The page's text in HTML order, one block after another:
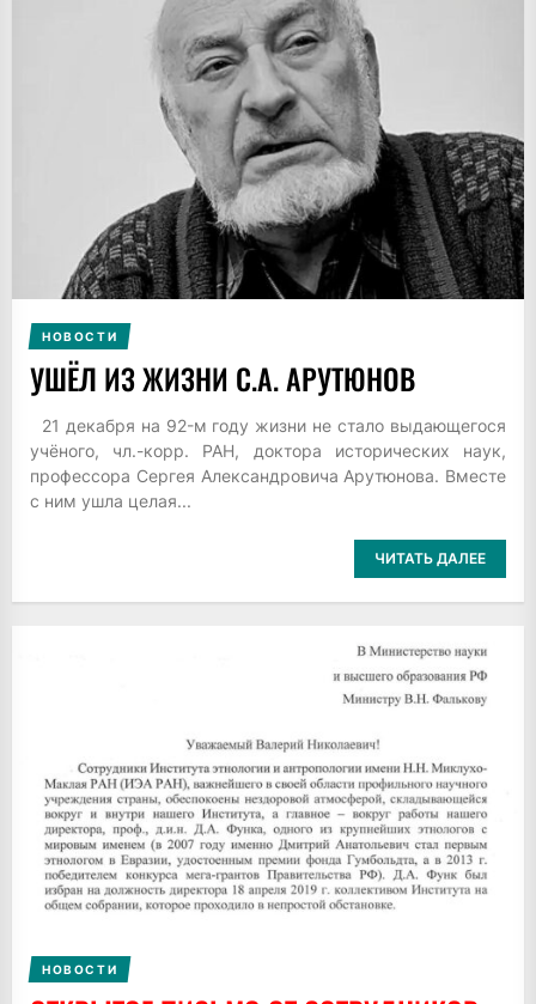
НОВОСТИ
УШЁЛ ИЗ ЖИЗНИ С.А. АРУТЮНОВ
21 декабря на 92-м году жизни не стало выдающегося
учёного, чл.-корр. РАН, доктора исторических наук,
профессора Сергея Александровича Арутюнова. Вместе
с ним ушла целая...
ЧИТАТЬ ДАЛЕЕ
НОВОСТИ